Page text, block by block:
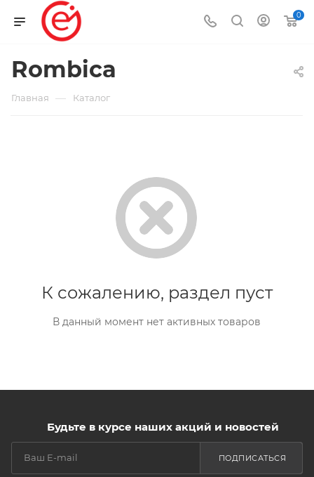
0
Rombica
Главная — Каталог
К сожалению, раздел пуст
В данный момент нет активных товаров
Будьте в курсе наших акций и новостей
ПОДПИСАТЬСЯ